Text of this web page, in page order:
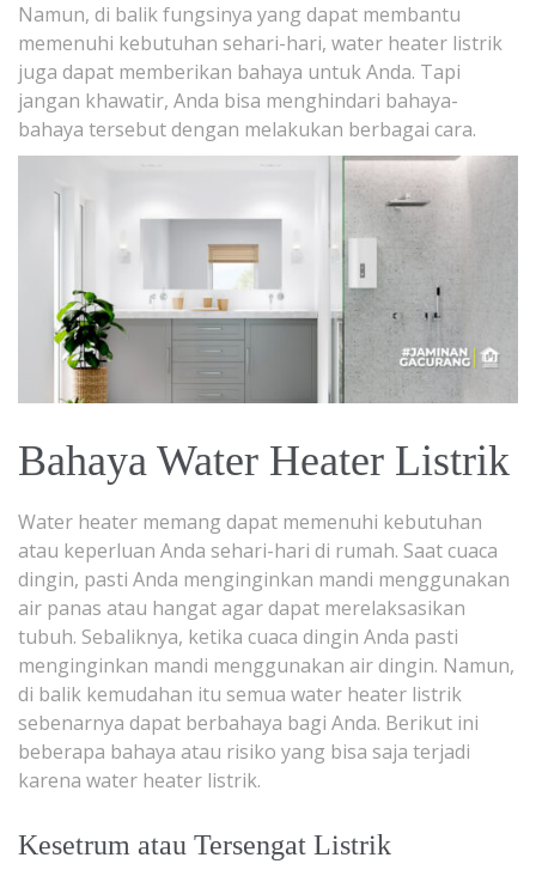
Namun, di balik fungsinya yang dapat membantu
memenuhi kebutuhan sehari-hari, water heater listrik
juga dapat memberikan bahaya untuk Anda. Tapi
jangan khawatir, Anda bisa menghindari bahaya-
bahaya tersebut dengan melakukan berbagai cara.
Bahaya Water Heater Listrik
Water heater memang dapat memenuhi kebutuhan
atau keperluan Anda sehari-hari di rumah. Saat cuaca
dingin, pasti Anda menginginkan mandi menggunakan
air panas atau hangat agar dapat merelaksasikan
tubuh. Sebaliknya, ketika cuaca dingin Anda pasti
menginginkan mandi menggunakan air dingin. Namun,
di balik kemudahan itu semua water heater listrik
sebenarnya dapat berbahaya bagi Anda. Berikut ini
beberapa bahaya atau risiko yang bisa saja terjadi
karena water heater listrik.
Kesetrum atau Tersengat Listrik